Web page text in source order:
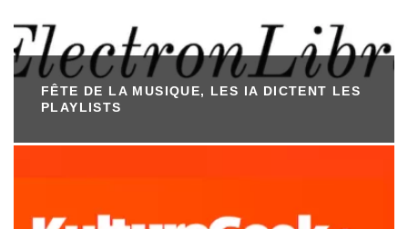
FÊTE DE LA MUSIQUE, LES IA DICTENT LES
PLAYLISTS